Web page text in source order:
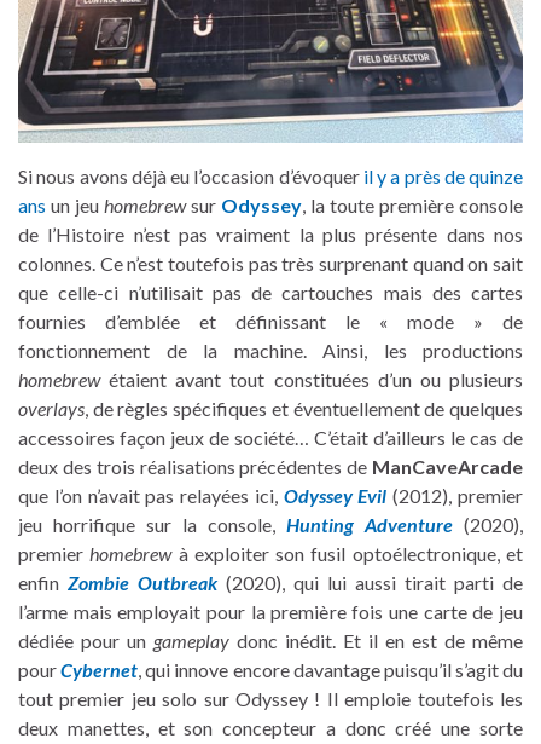
Si nous avons déjà eu l’occasion d’évoquer il y a près de quinze
ans un jeu homebrewsur Odyssey, la toute première console
de l’Histoire n’est pas vraiment la plus présente dans nos
colonnes. Ce n’est toutefois pas très surprenant quand on sait
que celle-ci n’utilisait pas de cartouches mais des cartes
fournies d’emblée et définissant le « mode » de
fonctionnement de la machine. Ainsi, les productions
homebrewétaient avant tout constituées d’un ou plusieurs
overlays, de règles spécifiques et éventuellement de quelques
accessoires façon jeux de société… C’était d’ailleurs le cas de
deux des trois réalisations précédentes de ManCaveArcade
que l’on n’avait pas relayées ici, Odyssey Evil (2012), premier
jeu horrifique sur la console, Hunting Adventure (2020),
premierhomebrewà exploiter son fusil optoélectronique, et
enfin Zombie Outbreak(2020), qui lui aussi tirait parti de
l’arme mais employait pour la première fois une carte de jeu
dédiée pour un gameplay donc inédit. Et il en est de même
pourCybernet, qui innove encore davantage puisqu’il s’agit du
tout premier jeu solo sur Odyssey ! Il emploie toutefois les
deux manettes, et son concepteur a donc créé une sorte